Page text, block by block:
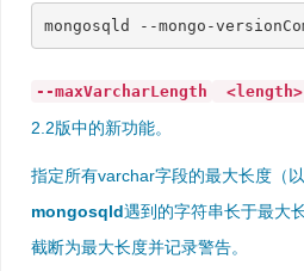
mongosqld --mongo-
--maxVarcharLength <length>
2.2版中的新功能。
指定所有varchar字段的最大长度（
mongosqld遇到的字符串长于最大
截断为最大长度并记录警告。